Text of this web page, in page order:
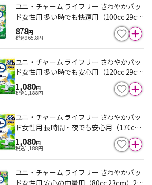
ユニ・チャーム ライフリー さわやかパッ
ド女性用 多い時でも快適用（100cc 29c
m）18枚
878円
税込965.8円
ユニ・チャーム ライフリー さわやかパッ
ド女性用 多い時でも安心用（120cc 29c
m）24枚
1,080円
税込1,188円
ユニ・チャーム ライフリー さわやかパッ
ド女性用 長時間・夜でも安心用（170cc 2
9cm）22枚
1,080円
税込1,188円
ユニ・チャーム ライフリー さわやかパッ
ド女性用 安心の中量用（80cc 23cm）20